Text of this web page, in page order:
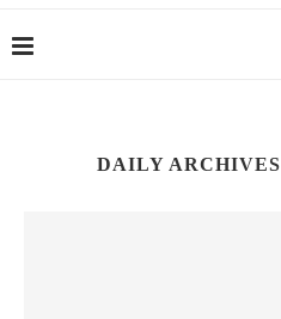
DAILY ARCHIVES